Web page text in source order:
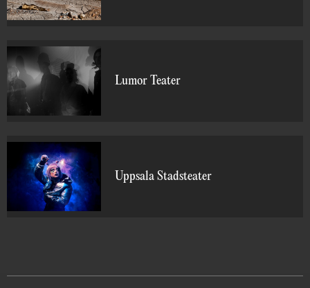
Lumor Teater
Uppsala Stadsteater